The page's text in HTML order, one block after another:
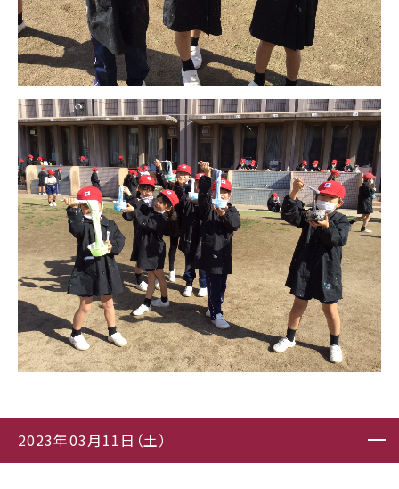
2023年03月11日（土）